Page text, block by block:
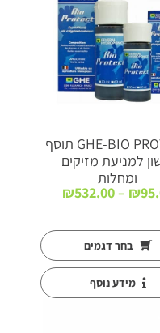
GHE-BIO PROTECT תוסף
למניעת מזיקים
ומחלות
₪
–
₪532.00
⁦₪532.00⁩
בחר דגמים
מידע נוסף